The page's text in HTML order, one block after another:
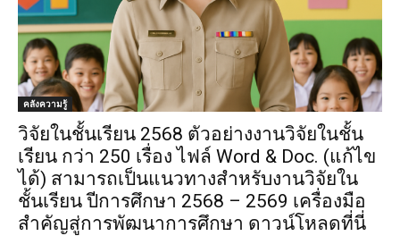
คลังความรู้
วิจัยในชั้นเรียน 2568 ตัวอย่างงานวิจัยในชั้น
เรียน กว่า 250 เรื่อง ไฟล์ Word & Doc. (แก้ไข
ได้) สามารถเป็นแนวทางสำหรับงานวิจัยใน
ชั้นเรียน ปีการศึกษา 2568 – 2569 เครื่องมือ
สำคัญสู่การพัฒนาการศึกษา ดาวน์โหลดที่นี่